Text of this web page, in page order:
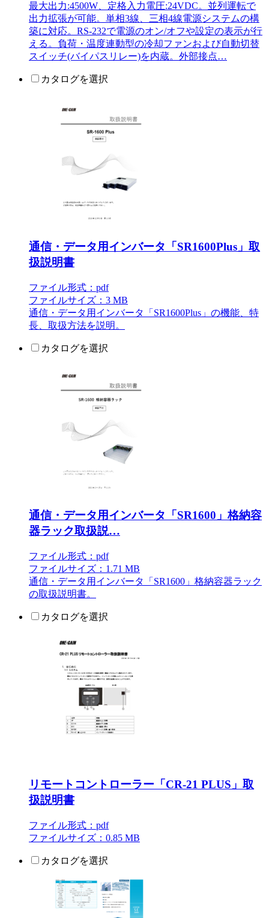
最大出力:4500W、定格入力電圧:24VDC。並列運転で
出力拡張が可能。単相3線、三相4線電源システムの構
築に対応。RS-232で電源のオン/オフや設定の表示が行
える。負荷・温度連動型の冷却ファンおよび自動切替
スイッチ(バイパスリレー)を内蔵。外部接点…
カタログを選択
通信・データ用インバータ「SR1600Plus」取
扱説明書
ファイル形式：pdf
ファイルサイズ：3 MB
通信・データ用インバータ「SR1600Plus」の機能、特
長、取扱方法を説明。
カタログを選択
通信・データ用インバータ「SR1600」格納容
器ラック取扱説…
ファイル形式：pdf
ファイルサイズ：1.71 MB
通信・データ用インバータ「SR1600」格納容器ラック
の取扱説明書。
カタログを選択
リモートコントローラー「CR-21 PLUS」取
扱説明書
ファイル形式：pdf
ファイルサイズ：0.85 MB
カタログを選択